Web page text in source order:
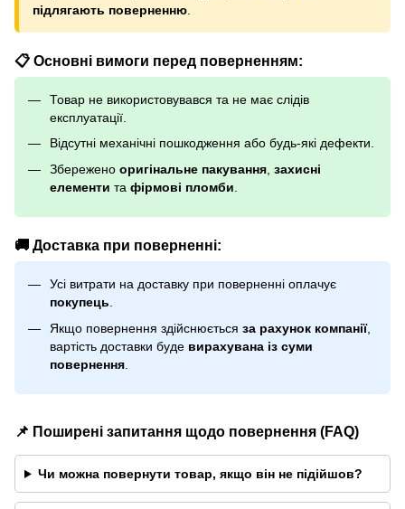
підлягають поверненню
📋 Основні вимоги перед поверненням:
Товар не використовувався та не має слідів
експлуатації.
Відсутні механічні пошкодження або будь-які дефекти.
Збережено оригінальне пакування захисні
елементи та фірмові пломби
🚚 Доставка при поверненні:
Усі витрати на доставку при поверненні оплачує
покупець
Якщо повернення здійснюється за рахунок компанії,
вартість доставки буде вирахувана із суми
повернення
📌 Поширені запитання щодо повернення (FAQ)
Чи можна повернути товар, якщо він не підійшов?